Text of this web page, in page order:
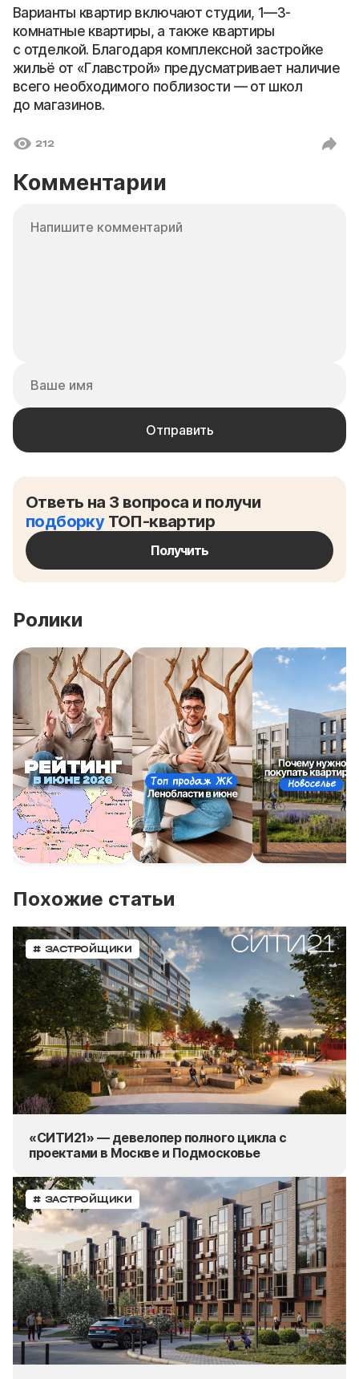
Варианты квартир включают студии, 1—3-
комнатные квартиры, а также квартиры
с отделкой. Благодаря комплексной застройке
жильё от «Главстрой» предусматривает наличие
всего необходимого поблизости — от школ
до магазинов.
212
Комментарии
Ответь на 3 вопроса и получи
подборкуТОП-квартир
Получить
Ролики
Похожие статьи
# ЗАСТРОЙЩИКИ
«СИТИ21» — девелопер полного цикла с
проектами в Москве и Подмосковье
# ЗАСТРОЙЩИКИ